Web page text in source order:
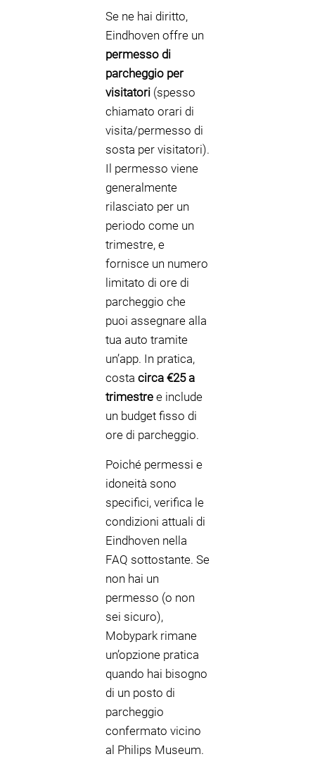
Se ne hai diritto,
Eindhoven offre un
permesso di
parcheggio per
visitatori (spesso
chiamato orari di
visita/permesso di
sosta per visitatori).
Il permesso viene
generalmente
rilasciato per un
periodo come un
trimestre, e
fornisce un numero
limitato di ore di
parcheggio che
puoi assegnare alla
tua auto tramite
un’app. In pratica,
costa circa €25 a
trimestre e include
un budget fisso di
ore di parcheggio.
Poiché permessi e
idoneità sono
specifici, verifica le
condizioni attuali di
Eindhoven nella
FAQ sottostante. Se
non hai un
permesso (o non
sei sicuro),
Mobypark rimane
un’opzione pratica
quando hai bisogno
di un posto di
parcheggio
confermato vicino
al Philips Museum.